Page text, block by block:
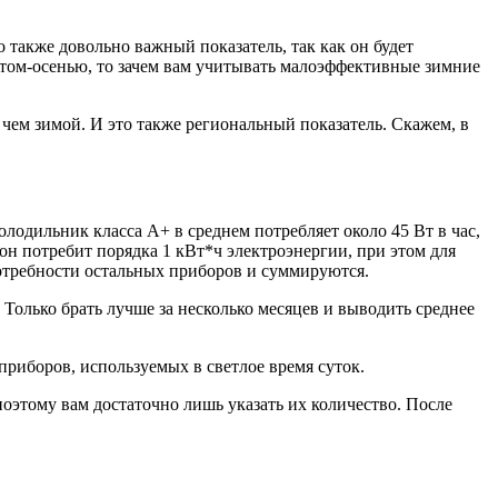
довольно важный показатель, так как он будет
осенью, то зачем вам учитывать малоэффективные зимние
зимой. И это также региональный показатель. Скажем, в
класса А+ в среднем потребляет около 45 Вт в час,
потребит порядка 1 кВт*ч электроэнергии, при этом для
остальных приборов и суммируются.
брать лучше за несколько месяцев и выводить среднее
используемых в светлое время суток.
вам достаточно лишь указать их количество. После